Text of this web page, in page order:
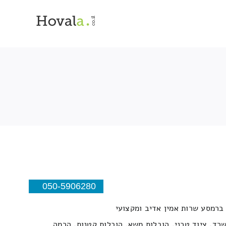
050-5906280
ברמסע שרות אמין אדיב ומקצועי